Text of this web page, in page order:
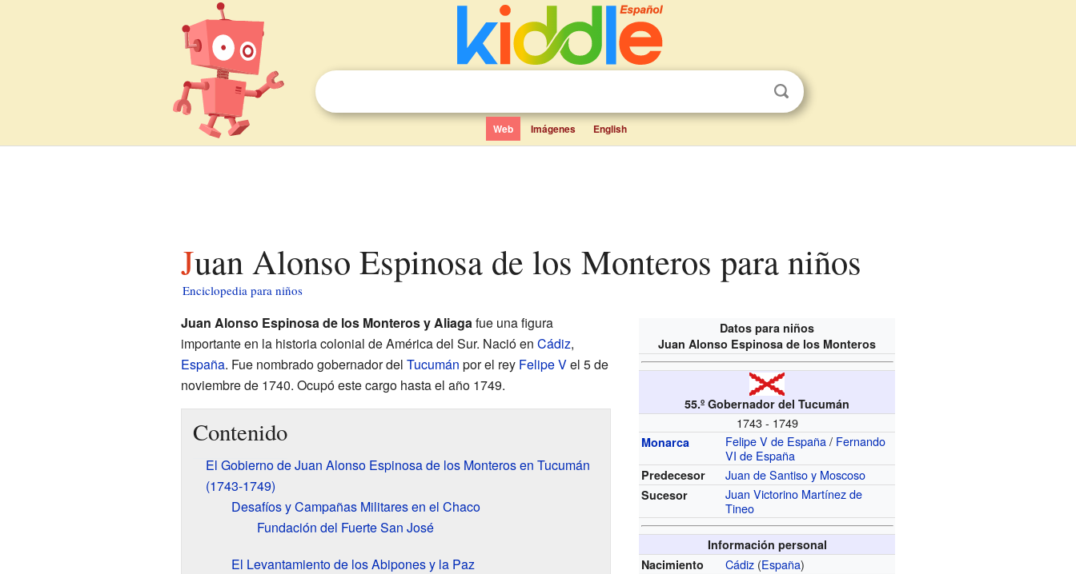
Web Imágenes English
Juan Alonso Espinosa de los Monteros para niños
Enciclopedia para niños
Datos para niños
Juan Alonso Espinosa de los Monteros
55.º Gobernador del Tucumán
1743 - 1749
Monarca Felipe V de España/ Fernando
VI de España
Predecesor Juan de Santiso y Moscoso
Sucesor
Juan Victorino Martínez de
Tineo
Información personal
Nacimiento
Cádiz (España)
Juan Alonso Espinosa de los Monteros y Aliagafue una figura
importante en la historia colonial de América del Sur. Nació en Cádiz,
España. Fue nombrado gobernador del Tucumán por el rey Felipe Vel 5 de
noviembre de 1740. Ocupó este cargo hasta el año 1749.
Contenido
El Gobierno de Juan Alonso Espinosa de los Monteros en Tucumán
(1743-1749)
Desafíos y Campañas Militares en el Chaco
Fundación del Fuerte San José
El Levantamiento de los Abipones y la Paz